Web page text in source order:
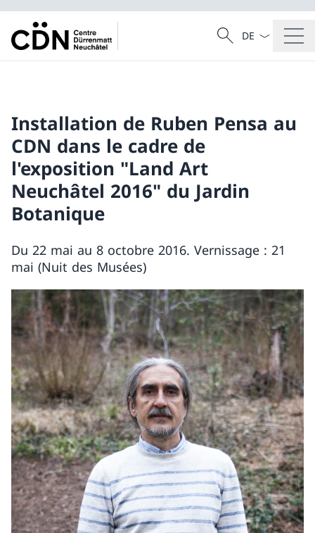
Recherche
Recherche
La langue
Installation de Ruben Pensa au
CDN dans le cadre de
l'exposition "Land Art
Neuchâtel 2016" du Jardin
Botanique
Du 22 mai au 8 octobre 2016. Vernissage : 21
mai (Nuit des Musées)